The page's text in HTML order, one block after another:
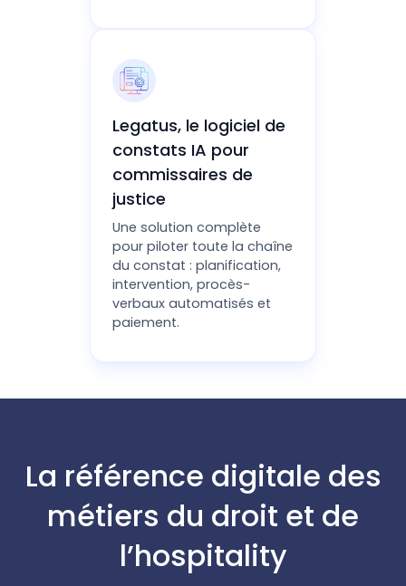
Legatus, le logiciel de
constats IA pour
commissaires de
justice
Une solution complète
pour piloter toute la chaîne
du constat : planification,
intervention, procès-
verbaux automatisés et
paiement.
La référence digitale des
métiers du droit et de
l’hospitality